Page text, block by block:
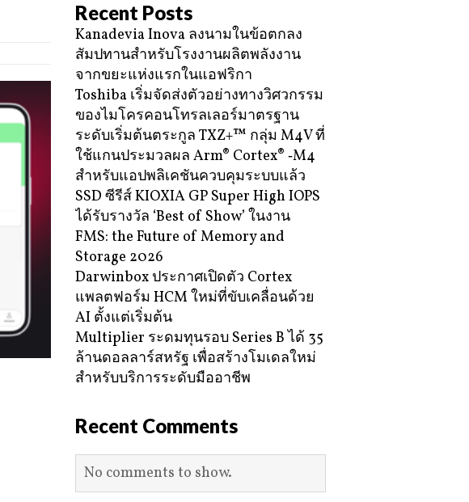
Recent Posts
Kanadevia Inova ลงนามในข้อตกลง
สัมปทานสำหรับโรงงานผลิตพลังงาน
จากขยะแห่งแรกในแอฟริกา
Toshiba เริ่มจัดส่งตัวอย่างทางวิศวกรรม
ของไมโครคอนโทรลเลอร์มาตรฐาน
ระดับเริ่มต้นตระกูล TXZ+™ กลุ่ม M4V ที่
ใช้แกนประมวลผล Arm® Cortex® ‑M4
สำหรับแอปพลิเคชันควบคุมระบบแล้ว
SSD ซีรีส์ KIOXIA GP Super High IOPS
ได้รับรางวัล ‘Best of Show’ ในงาน
FMS: the Future of Memory and
Storage 2026
Darwinbox ประกาศเปิดตัว Cortex
แพลตฟอร์ม HCM ใหม่ที่ขับเคลื่อนด้วย
AI ตั้งแต่เริ่มต้น
Multiplier ระดมทุนรอบ Series B ได้ 35
ล้านดอลลาร์สหรัฐ เพื่อสร้างโมเดลใหม่
สำหรับบริการระดับมืออาชีพ
Recent Comments
No comments to show.